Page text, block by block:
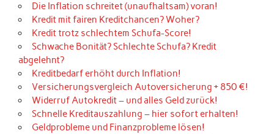
Die Inflation schreitet (unaufhaltsam) voran!
Kredit mit fairen Kreditchancen? Woher?
Kredit trotz schlechtem Schufa-Score!
Schwache Bonität? Schlechte Schufa? Kredit
abgelehnt?
Kreditbedarf erhöht durch Inflation!
Versicherungsvergleich Autoversicherung + 850 €!
Widerruf Autokredit – und alles Geld zurück!
Schnelle Kreditauszahlung – hier sofort erhalten!
Geldprobleme und Finanzprobleme lösen!